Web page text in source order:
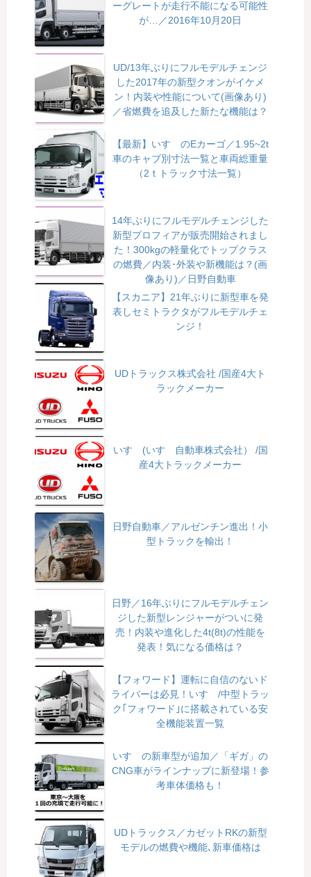
ーグレートが走行不能になる可能性
が…／2016年10月20日
UD/13年ぶりにフルモデルチェンジ
した2017年の新型クオンがイケメ
ン！内装や性能について(画像あり)
／省燃費を追及した新たな機能は？
【最新】いすゞのEカーゴ／1.95~2t
車のキャブ別寸法一覧と車両総重量
（2ｔトラック寸法一覧）
14年ぶりにフルモデルチェンジした
新型プロフィアが販売開始されまし
た！300kgの軽量化でトップクラス
の燃費／内装･外装や新機能は？(画
像あり)／日野自動車
【スカニア】21年ぶりに新型車を発
表しセミトラクタがフルモデルチェ
ンジ！
UDトラックス株式会社 /国産4大ト
ラックメーカー
いすゞ(いすゞ自動車株式会社） /国
産4大トラックメーカー
日野自動車／アルゼンチン進出！小
型トラックを輸出！
日野／16年ぶりにフルモデルチェン
ジした新型レンジャーがついに発
売！内装や進化した4t(8t)の性能を
発表！気になる価格は？
【フォワード】運転に自信のないド
ライバーは必見！いすゞ/中型トラッ
ク｢フォワード｣に搭載されている安
全機能装置一覧
いすゞの新車型が追加／「ギガ」の
CNG車がラインナップに新登場！参
考車体価格も！
UDトラックス／カゼットRKの新型
モデルの燃費や機能､新車価格は